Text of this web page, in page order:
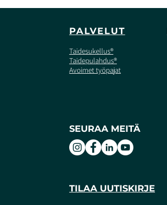
PALVELUT
Taidesukellus®
Taidepulahdus®
Avoimet työpajat
SEURAA MEITÄ
TILAA UUTISKIRJE